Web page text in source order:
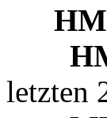
letzten